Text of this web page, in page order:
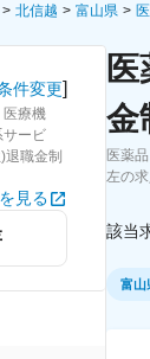
北信越 富山県
件変更]
療機
サービ
職金制
見る
金
医薬
左の
該当
富山